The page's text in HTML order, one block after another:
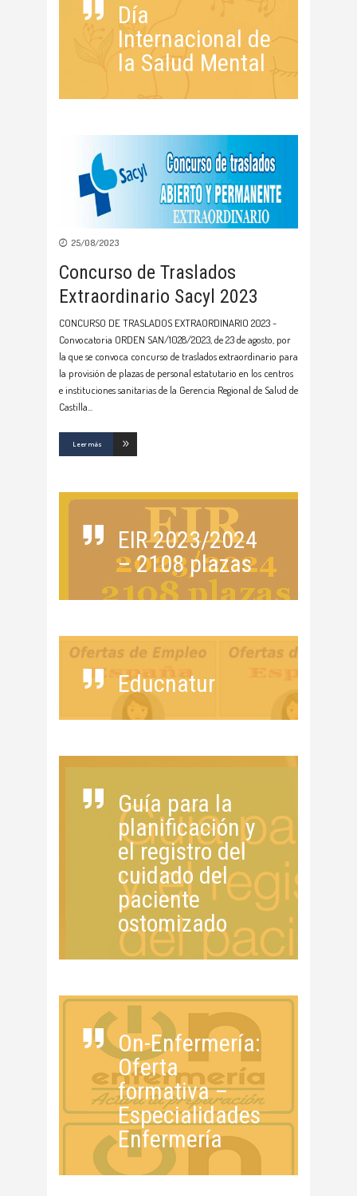
Día
Internacional de
la Salud Mental
25/08/2023
Concurso de Traslados
Extraordinario Sacyl 2023
CONCURSO DE TRASLADOS EXTRAORDINARIO 2023 -
Convocatoria ORDEN SAN/1028/2023, de 23 de agosto, por
la que se convoca concurso de traslados extraordinario para
la provisión de plazas de personal estatutario en los centros
e instituciones sanitarias de la Gerencia Regional de Salud de
Castilla
Leer más
EIR 2023/2024
– 2108 plazas
Educnatur
Guía para la
planificación y
el registro del
cuidado del
paciente
ostomizado
On-Enfermería:
Oferta
formativa –
Especialidades
Enfermería